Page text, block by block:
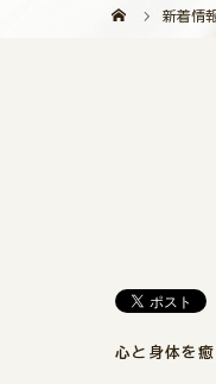
新着情
心と身体を